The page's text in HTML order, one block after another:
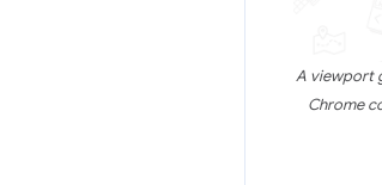
A viewport
Chrome